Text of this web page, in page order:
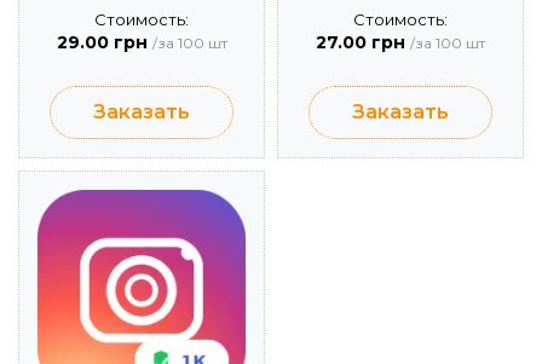
Стоимость:
29.00 грн /за 100 шт
Заказать
Стоимость:
27.00 грн /за 100 шт
Заказать